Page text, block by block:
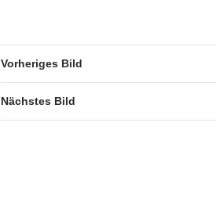
Vorheriges Bild
Nächstes Bild